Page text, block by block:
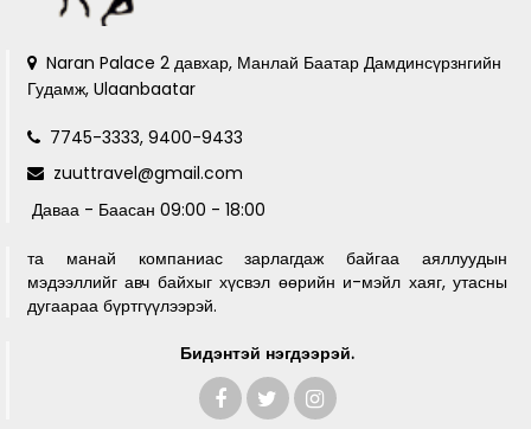
Naran Palace 2 давхар, Манлай Баатар Дамдинсүрзнгийн
Гудамж, Ulaanbaatar
7745-3333, 9400-9433
zuuttravel@gmail.com
Даваа - Баасан 09:00 - 18:00
та манай компаниас зарлагдаж байгаа аяллуудын
мэдээллийг авч байхыг хүсвэл өөрийн и-мэйл хаяг, утасны
дугаараа бүртгүүлээрэй.
Бидэнтэй нэгдээрэй.